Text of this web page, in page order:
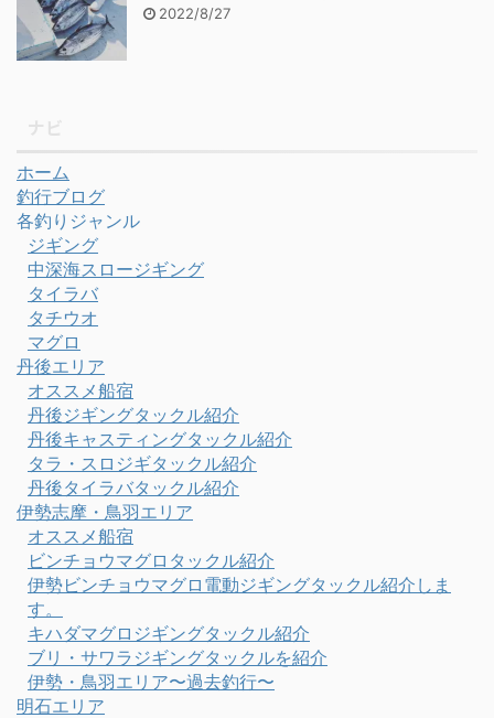
2022/8/27
ホーム
釣行ブログ
各釣りジャンル
ジギング
中深海スロージギング
タイラバ
タチウオ
マグロ
丹後エリア
オススメ船宿
丹後ジギングタックル紹介
丹後キャスティングタックル紹介
タラ・スロジギタックル紹介
丹後タイラバタックル紹介
伊勢志摩・鳥羽エリア
オススメ船宿
ビンチョウマグロタックル紹介
伊勢ビンチョウマグロ電動ジギングタックル紹介しま
す。
キハダマグロジギングタックル紹介
ブリ・サワラジギングタックルを紹介
伊勢・鳥羽エリア〜過去釣行〜
明石エリア